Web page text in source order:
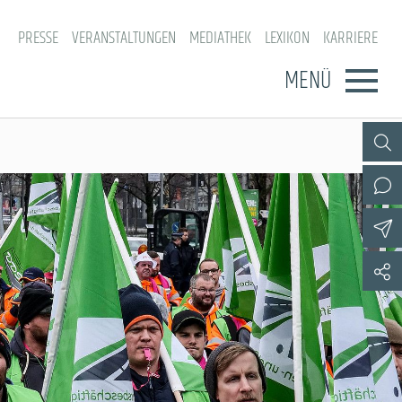
PRESSE VERANSTALTUNGEN MEDIATHEK LEXIKON KARRIERE
MENÜ